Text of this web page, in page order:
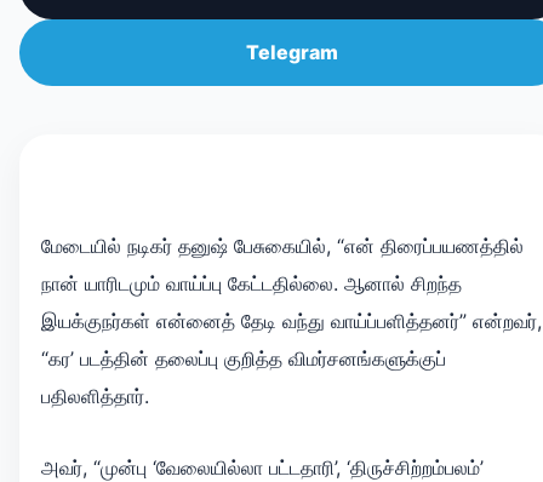
Telegram
மேடையில் நடிகர் தனுஷ் பேசுகையில், “என் திரைப்பயணத்தில்
நான் யாரிடமும் வாய்ப்பு கேட்டதில்லை. ஆனால் சிறந்த
இயக்குநர்கள் என்னைத் தேடி வந்து வாய்ப்பளித்தனர்” என்றவர்,
“கர’ படத்தின் தலைப்பு குறித்த விமர்சனங்களுக்குப்
பதிலளித்தார்.
அவர், “முன்பு ‘வேலையில்லா பட்டதாரி’, ‘திருச்சிற்றம்பலம்’